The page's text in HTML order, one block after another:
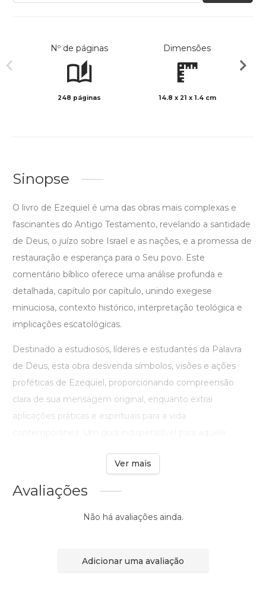
Nº de páginas
248 páginas
Dimensões
14.8 x 21 x 1.4 cm
Sinopse
O livro de Ezequiel é uma das obras mais complexas e
fascinantes do Antigo Testamento, revelando a santidade
de Deus, o juízo sobre Israel e as nações, e a promessa de
restauração e esperança para o Seu povo. Este
comentário bíblico oferece uma análise profunda e
detalhada, capítulo por capítulo, unindo exegese
minuciosa, contexto histórico, interpretação teológica e
implicações escatológicas.
Destinado a estudiosos, líderes e estudantes da Palavra
de Deus, esta obra desvenda símbolos, visões e ações
proféticas de Ezequiel, proporcionando compreensão
clara de sua mensagem original, enquanto extrai
aplicações práticas e espirituais para a vida
Ver mais
Avaliações
Não há avaliações ainda.
Adicionar uma avaliação